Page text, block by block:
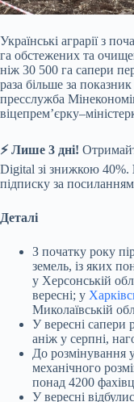
Українські аграрії з
га обстежених та
ніж 30 500 га сапери
раза більше за
пресслужба
⚡️ Лише 3 дні!
Digital зі знижкою 40%.
підписку за
Деталі
З початку року
земель, із яких
у Херсонській
вересні; у
Миколаївській
У вересні сапери
аніж у серпні,
До розмінування
механічного
понад 4200
У вересні